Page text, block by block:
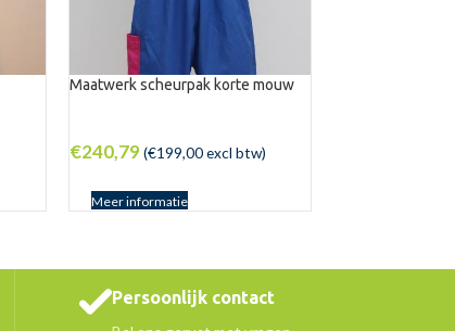
Maatwerk scheurpak korte mouw
€240,79 (€199,00excl btw)
Meer informatie
Persoonlijk contact